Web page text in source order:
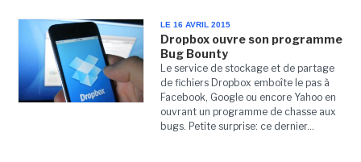
LE 16 AVRIL 2015
Dropbox ouvre son programme
Bug Bounty
Le service de stockage et de partage
de fichiers Dropbox emboîte le pas à
Facebook, Google ou encore Yahoo en
ouvrant un programme de chasse aux
bugs. Petite surprise: ce dernier...